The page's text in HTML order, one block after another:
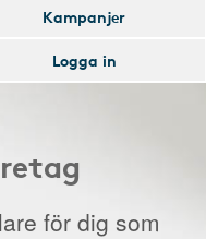
Kampanjer
Logga in
för dig som